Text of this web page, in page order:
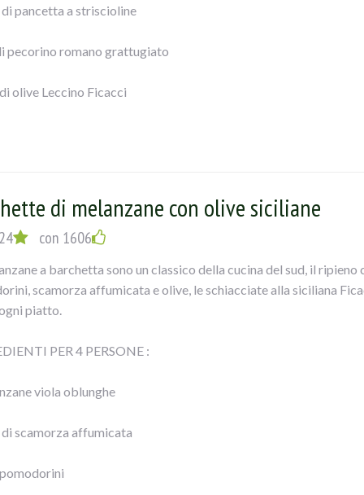
pancetta a striscioline
pecorino romano grattugiato
olive Leccino Ficacci
mozzarella
perdere l’acqua; dopo sciacquarle e farle scolare.
sulla griglia del forno, ungendole con un pennello sopra;
di melanzane con olive siciliane
con 1606
a barchetta sono un classico della cucina del sud, il
scamorza affumicata e olive, le schiacciate alla siciliana
piatto.
PER 4 PERSONE :
viola oblunghe
scamorza affumicata